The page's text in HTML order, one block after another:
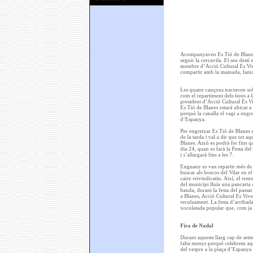
Acompanyaven Es Tió de
seguir la cercavila. El seu destí
membre d’Acció Cultural Es
compartir amb la mainada,
Les quatre cançons tractaven
com el repartiment dels tions a
president d’Acció Cultural Es
Es Tió de Blanes estarà ubicat
perquè la canalla el vagi a
d’Espanya.
Per engreixar Es Tió de Blanes
de la tarda i val a dir que tot
Blanes. Això es podrà fer fins
dia 24, quan es farà la Festa
i s’allargarà fins a les 7.
Enguany es van repartir més
buscar als boscos del Vilar en
caire reivindicatiu. Així, el
del municipi lluïa una pancarta
banda, durant la festa del
a Blanes, Acció Cultural Es
recolzament. La festa
xocolatada popular que, com ja
Fira de Nadal
Durant aquests llarg cap de
falta menys perquè celebrem
del vespre a la plaça